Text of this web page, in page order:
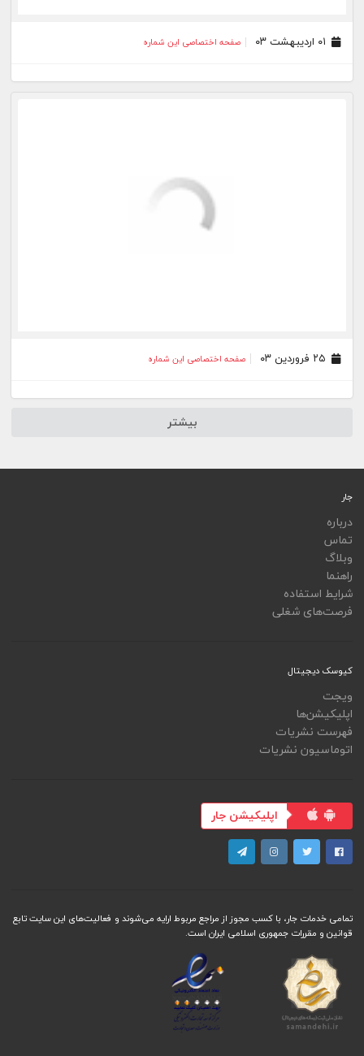
جار
درباره
تماس
وبلاگ
راهنما
شرایط استفاده
فرصت‌های شغلی
کیوسک دیجیتال
ویجت
اپلیکیشن‌ها
فهرست نشریات
اتوماسیون نشریات
اپلیکیشن جار
تمامی خدمات جار، با کسب مجوز از مراجع مربوط ارایه می‌شوند و فعاليت‌های اين سايت تابع
قوانين و مقررات جمهوری اسلامی ايران است.